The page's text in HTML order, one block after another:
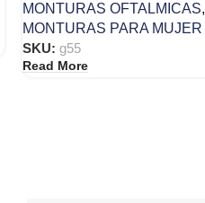
MONTURAS OFTALMICAS,
MONTURAS PARA MUJER
SKU: g55
Read More